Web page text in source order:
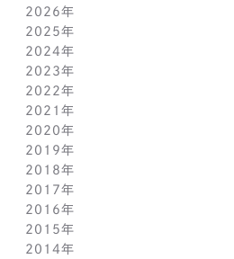
2026年
7月(1)
6月(1)
5月(1)
4月(1)
3月(1)
2月(1)
1月(1)
2025年
12月(1)
11月(1)
10月(1)
9月(1)
8月(1)
7月(1)
6月(1)
5月(1)
4月(1)
3月(1)
2月(1)
2024年
11月(1)
10月(1)
9月(1)
8月(1)
7月(1)
6月(1)
5月(1)
4月(1)
3月(1)
2月(1)
2023年
11月(1)
10月(1)
9月(1)
8月(1)
7月(1)
6月(1)
5月(1)
4月(1)
3月(1)
2022年
11月(1)
10月(1)
9月(1)
8月(1)
7月(1)
6月(1)
5月(1)
4月(1)
2021年
11月(1)
10月(1)
9月(1)
8月(1)
7月(1)
6月(1)
5月(1)
2020年
11月(2)
9月(2)
7月(1)
6月(2)
5月(2)
4月(3)
2019年
12月(2)
10月(1)
9月(2)
7月(1)
6月(2)
2018年
12月(1)
11月(1)
10月(1)
9月(2)
2017年
12月(1)
11月(1)
10月(1)
2016年
12月(1)
11月(1)
2015年
12月(1)
2014年